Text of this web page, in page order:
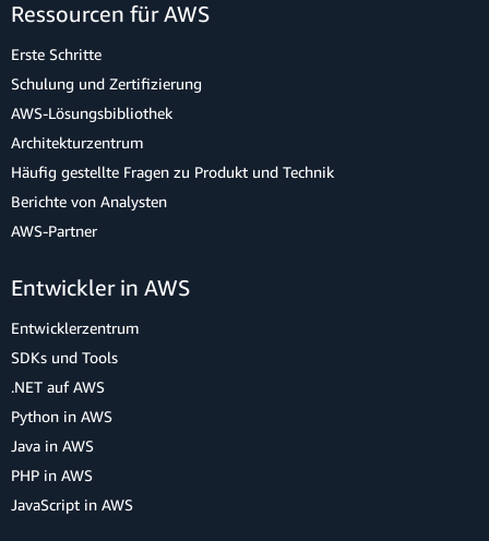
Ressourcen für AWS
Erste Schritte
Schulung und Zertifizierung
AWS-Lösungsbibliothek
Architekturzentrum
Häufig gestellte Fragen zu Produkt und Technik
Berichte von Analysten
AWS-Partner
Entwickler in AWS
Entwicklerzentrum
SDKs und Tools
.NET auf AWS
Python in AWS
Java in AWS
PHP in AWS
JavaScript in AWS